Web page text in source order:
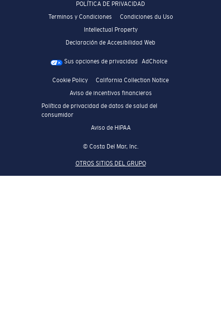
POLÍTICA DE PRIVACIDAD
Terminos y Condiciones
Condiciones du Uso
Intellectual Property
Declaración de Accesibilidad Web
Sus opciones de privacidad AdChoice
Cookie Policy
California Collection Notice
Aviso de incentivos financieros
Política de privacidad de datos de salud del
consumidor
Aviso de HIPAA
© Costa Del Mar, Inc.
OTROS SITIOS DEL GRUPO